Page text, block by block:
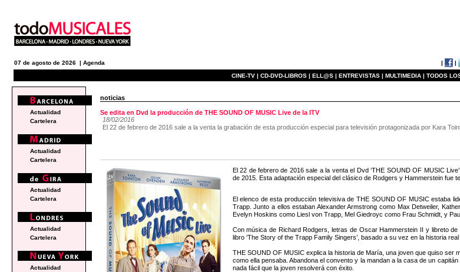
07 de agosto de 2026 | Agenda | |
CINE-TV | CD-DVD-LIBROS | ELL@S | ENTREVISTAS | MULTIMEDIA | TODOS
noticias
Se edita en Dvd la producción de THE SOUND OF MUSIC Live de la ITV
18/02/2016
El 22 de febrero de 2016 sale a la venta la grabación de esta producción especial para televisión protagonizada por Kara
El 22 de febrero de 2016 sale a la venta el Dvd ‘THE SOUND OF MUSIC
de 2015. Esta adaptación especial del clásico de Rodgers y Hammerstein fue
El elenco de esta producción televisiva de THE SOUND OF MUSIC estaba
Trapp. Junto a ellos estaban Alexander Armstrong como Max Detweiler,
Evelyn Hoskins como Liesl von Trapp, Mel Giedroyc como Frau Schmidt, y
Con música de Richard Rodgers, letras de Oscar Hammerstein II y libreto
libro ‘The Story of the Trapp Family Singers’, basado a su vez en la historia real
THE SOUND OF MUSIC explica la historia de María, una joven que quiso ser
como ella pensaba. Abandona el convento y la mandan a la casa de un
nada fácil que la joven resolverá con éxito.
Actualidad
Cartelera
Actualidad
Cartelera
Actualidad
Cartelera
Actualidad
Cartelera
Actualidad